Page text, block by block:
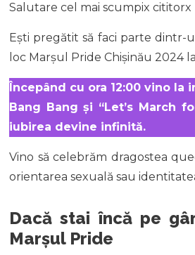
Salutare cel mai scumpix cititorx
Ești pregătit să faci parte dintr-
loc Marșul Pride Chișinău 2024
Începând cu ora 12:00 vino
Bang Bang și “Let’s March
iubirea devine infinită.
Vino să celebrăm dragostea
orientarea sexuală sau
Dacă stai încă pe
Marșul Pride